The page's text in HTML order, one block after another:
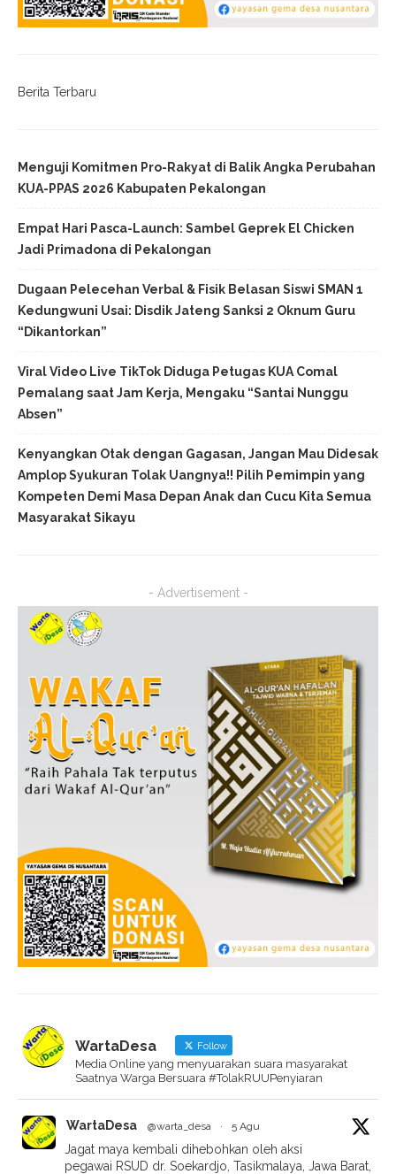
Berita Terbaru
Menguji Komitmen Pro-Rakyat di Balik Angka Perubahan
KUA-PPAS 2026 Kabupaten Pekalongan
Empat Hari Pasca-Launch: Sambel Geprek El Chicken
Jadi Primadona di Pekalongan
Dugaan Pelecehan Verbal & Fisik Belasan Siswi SMAN 1
Kedungwuni Usai: Disdik Jateng Sanksi 2 Oknum Guru
“Dikantorkan”
Viral Video Live TikTok Diduga Petugas KUA Comal
Pemalang saat Jam Kerja, Mengaku “Santai Nunggu
Absen”
Kenyangkan Otak dengan Gagasan, Jangan Mau Didesak
Amplop Syukuran Tolak Uangnya!! Pilih Pemimpin yang
Kompeten Demi Masa Depan Anak dan Cucu Kita Semua
Masyarakat Sikayu
- Advertisement -
WartaDesa Follow
Media Online yang menyuarakan suara masyarakat
Saatnya Warga Bersuara #TolakRUUPenyiaran
WartaDesa @warta_desa · 5 Agu
Jagat maya kembali dihebohkan oleh aksi
pegawai RSUD dr. Soekardjo, Tasikmalaya, Jawa Barat,